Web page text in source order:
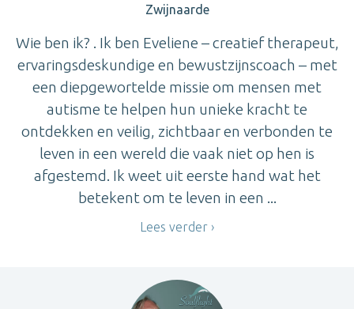
Zwijnaarde
Wie ben ik? . Ik ben Eveliene – creatief therapeut,
ervaringsdeskundige en bewustzijnscoach – met
een diepgewortelde missie om mensen met
autisme te helpen hun unieke kracht te
ontdekken en veilig, zichtbaar en verbonden te
leven in een wereld die vaak niet op hen is
afgestemd. Ik weet uit eerste hand wat het
betekent om te leven in een ...
Lees verder